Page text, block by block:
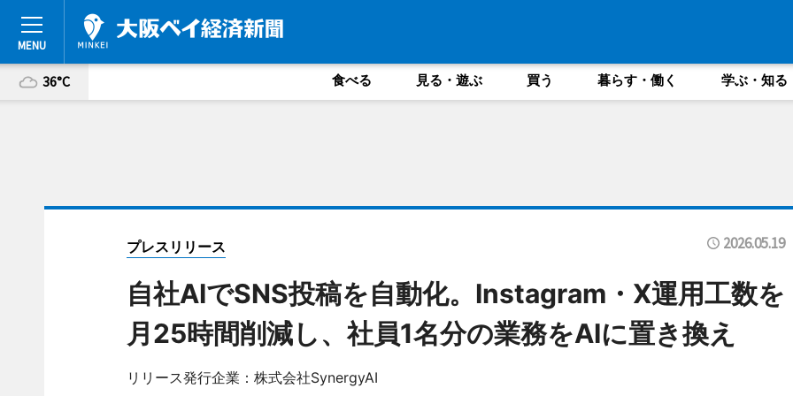
36°C 食べる 見る・遊ぶ 買う 暮らす・働く 学ぶ・知る
プレスリリース 2026.05.19
自社AIでSNS投稿を自動化。Instagram・X運用工数を
月25時間削減し、社員1名分の業務をAIに置き換え
リリース発行企業：株式会社SynergyAI